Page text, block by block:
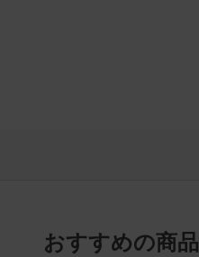
おすすめの商品